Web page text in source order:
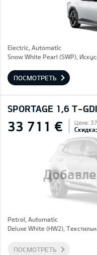
Electric, Automatic
Snow White Pearl (SWP),
ПОСМОТРЕТЬ
SPORTAGE 1,6 T-
33 711 € Цена:
Petrol, Automatic
Deluxe White (HW2),
ПОСМОТРЕТЬ